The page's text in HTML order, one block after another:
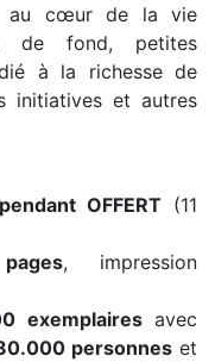
au cœur de la vie
de fond, petites
à la richesse de
initiatives et autres
OFFERT (11
, impression
exemplairesavec
personneset